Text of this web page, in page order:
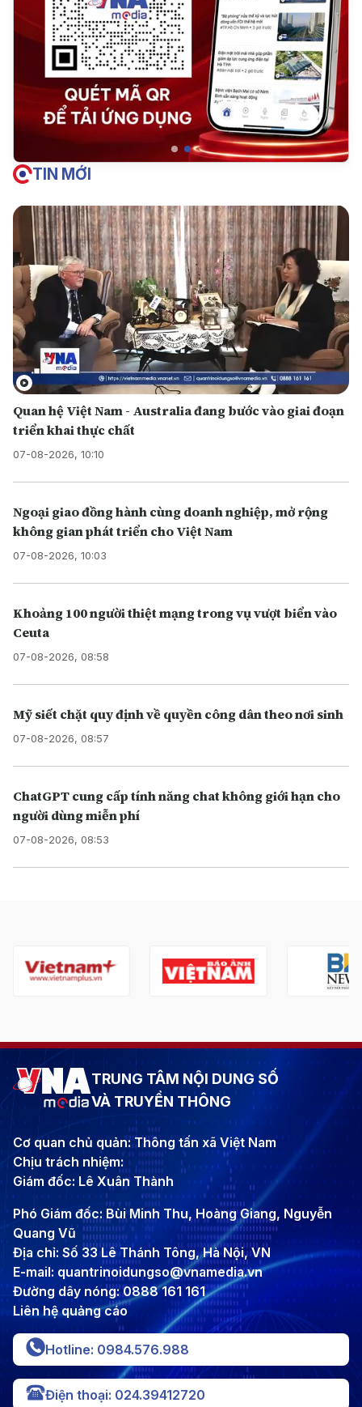
TIN MỚI
Quan hệ Việt Nam - Australia đang bước vào giai đoạn
triển khai thực chất
07-08-2026, 10:10
Ngoại giao đồng hành cùng doanh nghiệp, mở rộng
không gian phát triển cho Việt Nam
07-08-2026, 10:03
Khoảng 100 người thiệt mạng trong vụ vượt biển vào
Ceuta
07-08-2026, 08:58
Mỹ siết chặt quy định về quyền công dân theo nơi sinh
07-08-2026, 08:57
ChatGPT cung cấp tính năng chat không giới hạn cho
người dùng miễn phí
07-08-2026, 08:53
TRUNG TÂM NỘI DUNG SỐ
VÀ TRUYỀN THÔNG
Cơ quan chủ quản: Thông tấn xã Việt Nam
Chịu trách nhiệm:
Giám đốc: Lê Xuân Thành
Phó Giám đốc: Bùi Minh Thu, Hoàng Giang, Nguyễn
Quang Vũ
Địa chỉ: Số 33 Lê Thánh Tông, Hà Nội, VN
E-mail: quantrinoidungso@vnamedia.vn
Đường dây nóng: 0888 161 161
Liên hệ quảng cáo
Hotline: 0984.576.988
Điện thoại: 024.39412720